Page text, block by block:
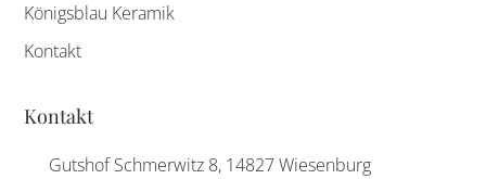
Königsblau Keramik
Kontakt
Kontakt
Gutshof Schmerwitz 8, 14827 Wiesenburg